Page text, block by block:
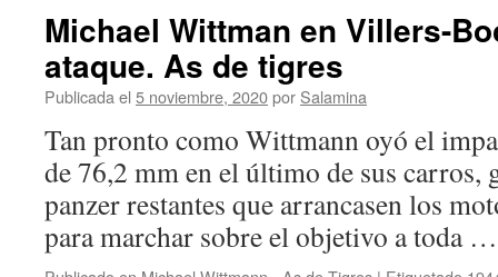
Michael Wittman en Villers-
ataque. As de tigres
Publicada el 5 noviembre, 2020por Salamina
Tan pronto como Wittmann oyó el
de 76,2 mm en el último de sus carros,
panzer restantes que arrancasen los
para marchar sobre el objetivo a toda